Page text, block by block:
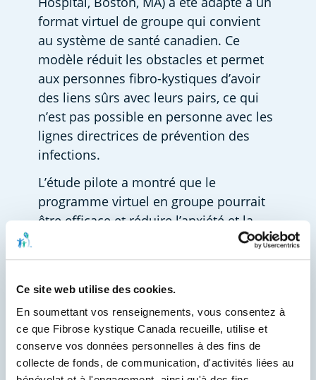
Ce site web utilise des cookies.
En soumettant vos renseignements, vous consentez à
ce que Fibrose kystique Canada recueille, utilise et
conserve vos données personnelles à des fins de
collecte de fonds, de communication, d'activités liées au
format virtuel de groupe qui convient
au système de santé canadien. Ce
modèle réduit les obstacles et permet
aux personnes fibro-kystiques d’avoir
des liens sûrs avec leurs pairs, ce qui
n’est pas possible en personne avec les
lignes directrices de prévention des
infections.
L’étude pilote a montré que le
programme virtuel en groupe pourrait
être efficace et réduire l’anxiété et la
dépression à des niveaux semblables à
ceux obtenus dans le cadre du modèle
plus, les participants ont fait des
commentaires très positifs, qualifiant le
programme d’encourageant, utile et
accessible.